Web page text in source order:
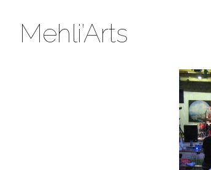
Mehli’Arts